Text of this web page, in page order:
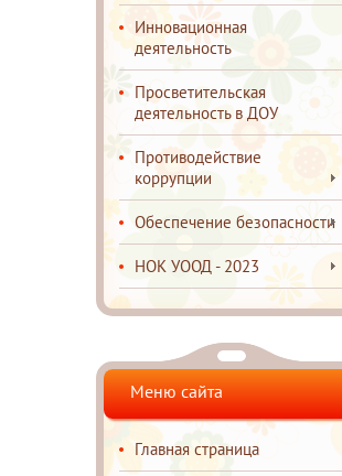
Инновационная
деятельность
Просветительская
деятельность в ДОУ
Противодействие
коррупции
Обеспечение безопасности
НОК УООД - 2023
Меню сайта
Главная страница